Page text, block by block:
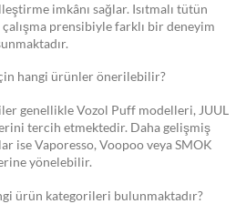
imkânı sağlar. Isıtmalı tütün
prensibiyle farklı bir deneyim
hangi ürünler önerilebilir?
genellikle Vozol Puff modelleri, JUUL
tercih etmektedir. Daha gelişmiş
ise Vaporesso, Voopoo veya SMOK
yönelebilir.
ürün kategorileri bulunmaktadır?